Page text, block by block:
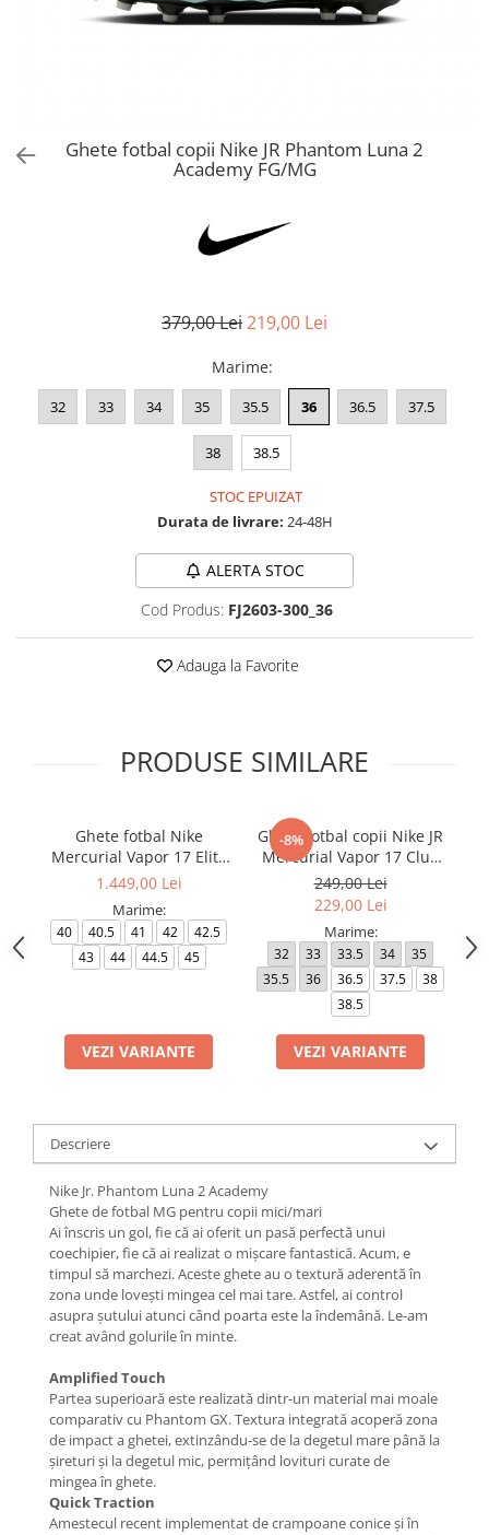
Bluze fotbal copii
Sorturi fotbal femei
Ghete fotbal copii Nike JR Phantom Luna 2
Academy FG/MG
379,00 Lei219,00 Lei
Marime:
32 33 34 35 35.5 36 36.5 37.5
38 38.5
STOC EPUIZAT
Durata de livrare: 24-48H
ALERTA STOC
Cod Produs: FJ2603-300_36
Adauga la Favorite
PRODUSE SIMILARE
Ghete fotbal Nike
Mercurial Vapor 17 Elite
FG T Se
1.449,00 Lei
Marime:
40 40.5 41 42
42.5
43
44 44.5 45
VEZI VARIANTE
-8%
Ghete fotbal copii Nike JR
Mercurial Vapor 17 Club
FG/MG
249,00 Lei
229,00 Lei
Marime:
32 33 33.5 34
35
35.5
36 36.5 37.5
38
38.5
VEZI VARIANTE
Descriere
Nike Jr. Phantom Luna 2 Academy
Ghete de fotbal MG pentru copii mici/mari
Ai înscris un gol, fie că ai oferit un pasă perfectă unui
coechipier, fie că ai realizat o mișcare fantastică. Acum, e
timpul să marchezi. Aceste ghete au o textură aderentă în
zona unde lovești mingea cel mai tare. Astfel, ai control
asupra șutului atunci când poarta este la îndemână. Le-am
creat având golurile în minte.
Amplified Touch
Partea superioară este realizată dintr-un material mai moale
comparativ cu Phantom GX. Textura integrată acoperă zona
de impact a ghetei, extinzându-se de la degetul mare până la
șireturi și la degetul mic, permițând lovituri curate de
mingea în ghete.
Quick Traction
Amestecul recent implementat de crampoane conice și în